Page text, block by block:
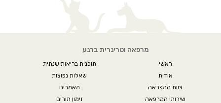
מרפאה וטרינרית ברנע
ראשי
אודות
צוות המפראה
שירותי המרפאה
תוכנית בריאות שנתית
שאלות נפוצות
מאמרים
זימון תורים